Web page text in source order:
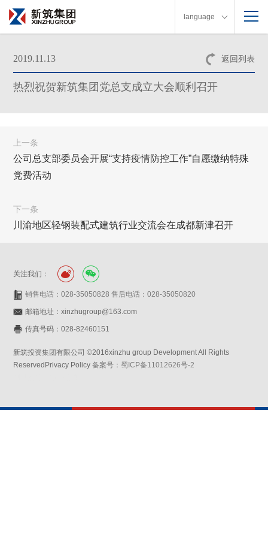
language
返回列表
2019.11.13
热烈祝贺新筑集团党总支成立大会顺利召开
上一条
公司总支部委员会开展“支持疫情防控工作”自愿缴纳特殊
党费活动
下一条
川渝地区轻钢装配式建筑行业交流会在成都新津召开
关注我们：
销售电话：028-35050828 售后电话：028-35050820
邮箱地址：xinzhugroup@163.com
传真号码：028-82460151
新筑投资集团有限公司 ©2016xinzhu group Development All Rights
ReservedPrivacy Policy备案号：蜀ICP备11012626号-2